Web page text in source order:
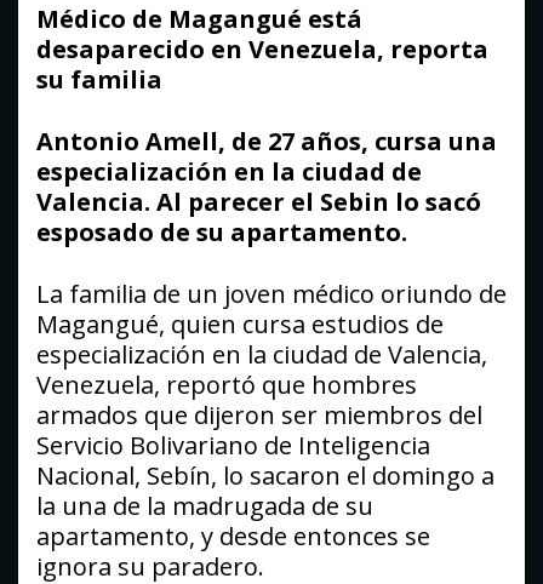
Médico de Magangué está
desaparecido en Venezuela, reporta
su familia
Antonio Amell, de 27 años, cursa una
especialización en la ciudad de
Valencia. Al parecer el Sebin lo sacó
esposado de su apartamento.
La familia de un joven médico oriundo de
Magangué, quien cursa estudios de
especialización en la ciudad de Valencia,
Venezuela, reportó que hombres
armados que dijeron ser miembros del
Servicio Bolivariano de Inteligencia
Nacional, Sebín, lo sacaron el domingo a
la una de la madrugada de su
apartamento, y desde entonces se
ignora su paradero.